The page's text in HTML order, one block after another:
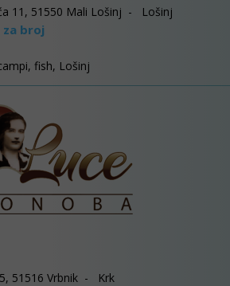
11, 51550 Mali Lošinj - Lošinj
za broj
fish, Lošinj
51516 Vrbnik - Krk